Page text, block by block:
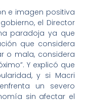
e imagen positiva
el Director
paradoja ya que
que considera
o mala, considera
Y explicó que
y si Macri
un severo
sin afectar el